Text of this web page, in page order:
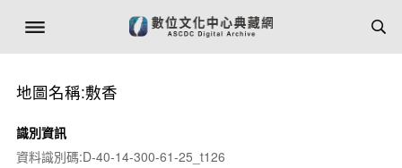
地圖名稱:敷香
識別資訊
資料識別碼:D-40-14-300-61-25_t126